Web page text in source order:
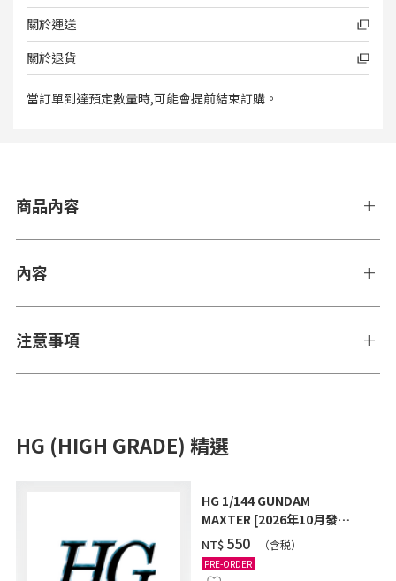
關於運送
關於退貨
當訂單到達預定數量時,可能會提前結束訂購。
商品內容
內容
注意事項
HG (HIGH GRADE) 精選
HG 1/144 GUNDAM
MAXTER [2026年10月發
送]
NT$ ‌550 （含税）
PRE-ORDER